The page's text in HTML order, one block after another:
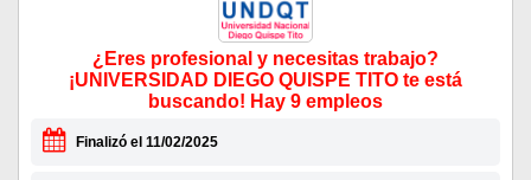
¿Eres profesional y necesitas trabajo?
¡UNIVERSIDAD DIEGO QUISPE TITO te está
buscando! Hay 9 empleos
Finalizó el 11/02/2025